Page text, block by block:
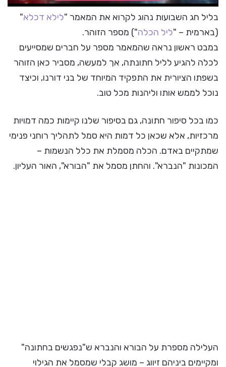
בליל חג השבועות נהוג לקרוא את המאמר "לילא דכלא"
(בארמית – "ליל הכלה") מספר הזוהר.
במבט ראשון נראה שהמאמר מספר על חברים שמסייעים
לכלה להגיע לליל חתונתה, אך למעשה, מסביר כאן הזוהר
בשפתו הציורית את התפקיד המיוחד של בני דורנו, וכיצד
נוכל לממש אותו וליהנות מכל טוב.
כמו בכל סיפור חתונה, גם בסיפור שלנו קיימות כמה דמויות
מרכזיות, אלא שכאן כל דמות היא סמל לתהליך רוחני פנימי
שמתקיים באדם. הכלה מסמלת את כלל הנשמות –
המכונות "הנברא". והחתן מסמל את "הבורא", האור העליון.
העלילה מספרת על הבורא והנברא ש"נפגשים בחתונה"
ומקיימים ביניהם זיווג – מושג קבלי שמסמל את הגילוי